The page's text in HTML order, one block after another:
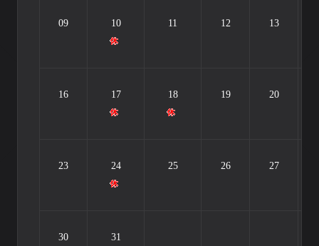
09 10 11 12 13
16 17 18 19 20
23 24 25 26 27
30 31